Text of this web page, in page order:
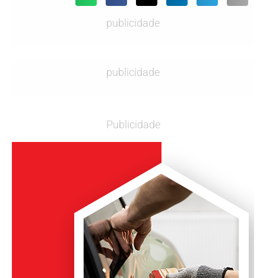
publicidade
publicidade
Publicidade